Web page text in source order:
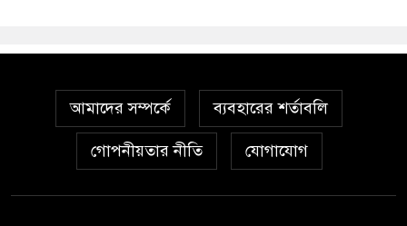
আমাদের সম্পর্কে ব্যবহারের শর্তাবলি
গোপনীয়তার নীতি যোগাযোগ